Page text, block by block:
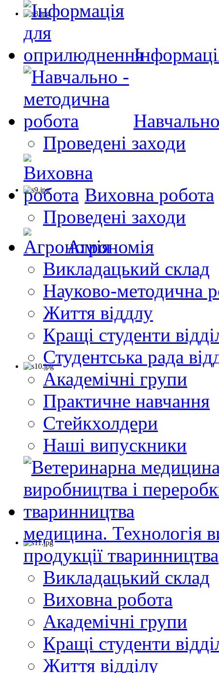
Проведені заходи
Виховна робота
Проведені заходи
Агрономія
Викладацький склад
Науково-методична
Життя віддлу
Кращі студенти
Студентська рада
Академічні групи
Практичне навчання
Cтейкхолдери
Наші випускники
медицина. Технологія
продукції тваринництва
Викладацький склад
Виховна робота
Академічні групи
Кращі студенти
Життя відділу